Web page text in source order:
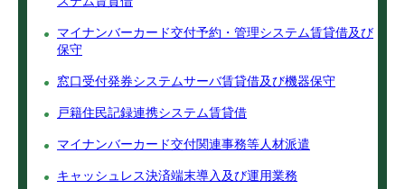
マイナンバーカード交付予約・管理システム賃貸借及び
保守
窓口受付発券システムサーバ賃貸借及び機器保守
戸籍住民記録連携システム賃貸借
マイナンバーカード交付関連事務等人材派遣
キャッシュレス決済端末導入及び運用業務